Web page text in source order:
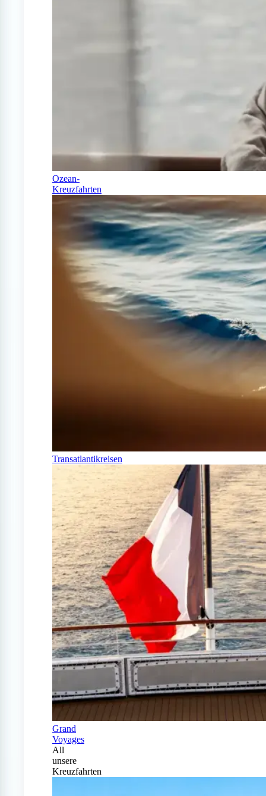
Ozean-
Kreuzfahrten
Transatlantikreisen
Grand
Voyages
All
unsere
Kreuzfahrten